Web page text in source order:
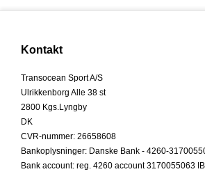
Kontakt
Transocean Sport A/S
Ulrikkenborg Alle 38 st
2800 Kgs.Lyngby
DK
CVR-nummer: 26658608
Bankoplysninger: Danske Bank - 4260-
Bank account: reg. 4260 account 3170055063